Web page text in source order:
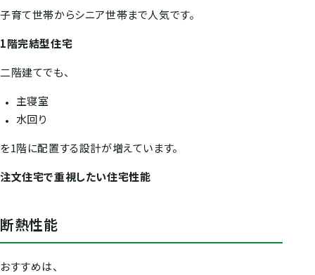
子育て世帯からシニア世帯まで人気です。
1階完結型住宅
二階建てでも、
主寝室
水回り
を1階に配置する設計が増えています。
注文住宅で重視したい住宅性能
断熱性能
おすすめは、